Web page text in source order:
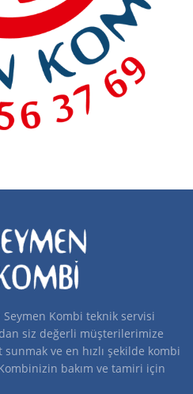
Seymen Kombi teknik servisi
siz değerli müşterilerimize
ve en hızlı şekilde kombi
bakım ve tamiri için